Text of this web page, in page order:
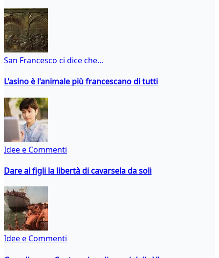
San Francesco ci dice che...
L'asino è l'animale più francescano di tutti
Idee e Commenti
Dare ai figli la libertà di cavarsela da soli
Idee e Commenti